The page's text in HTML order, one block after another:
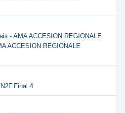
- AMA ACCESION REGIONALE
ACCESION REGIONALE
4